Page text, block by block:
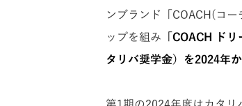
ンブランド「COACH(コ
ップを組み 「COACH ド
タリバ奨学金）を2024年